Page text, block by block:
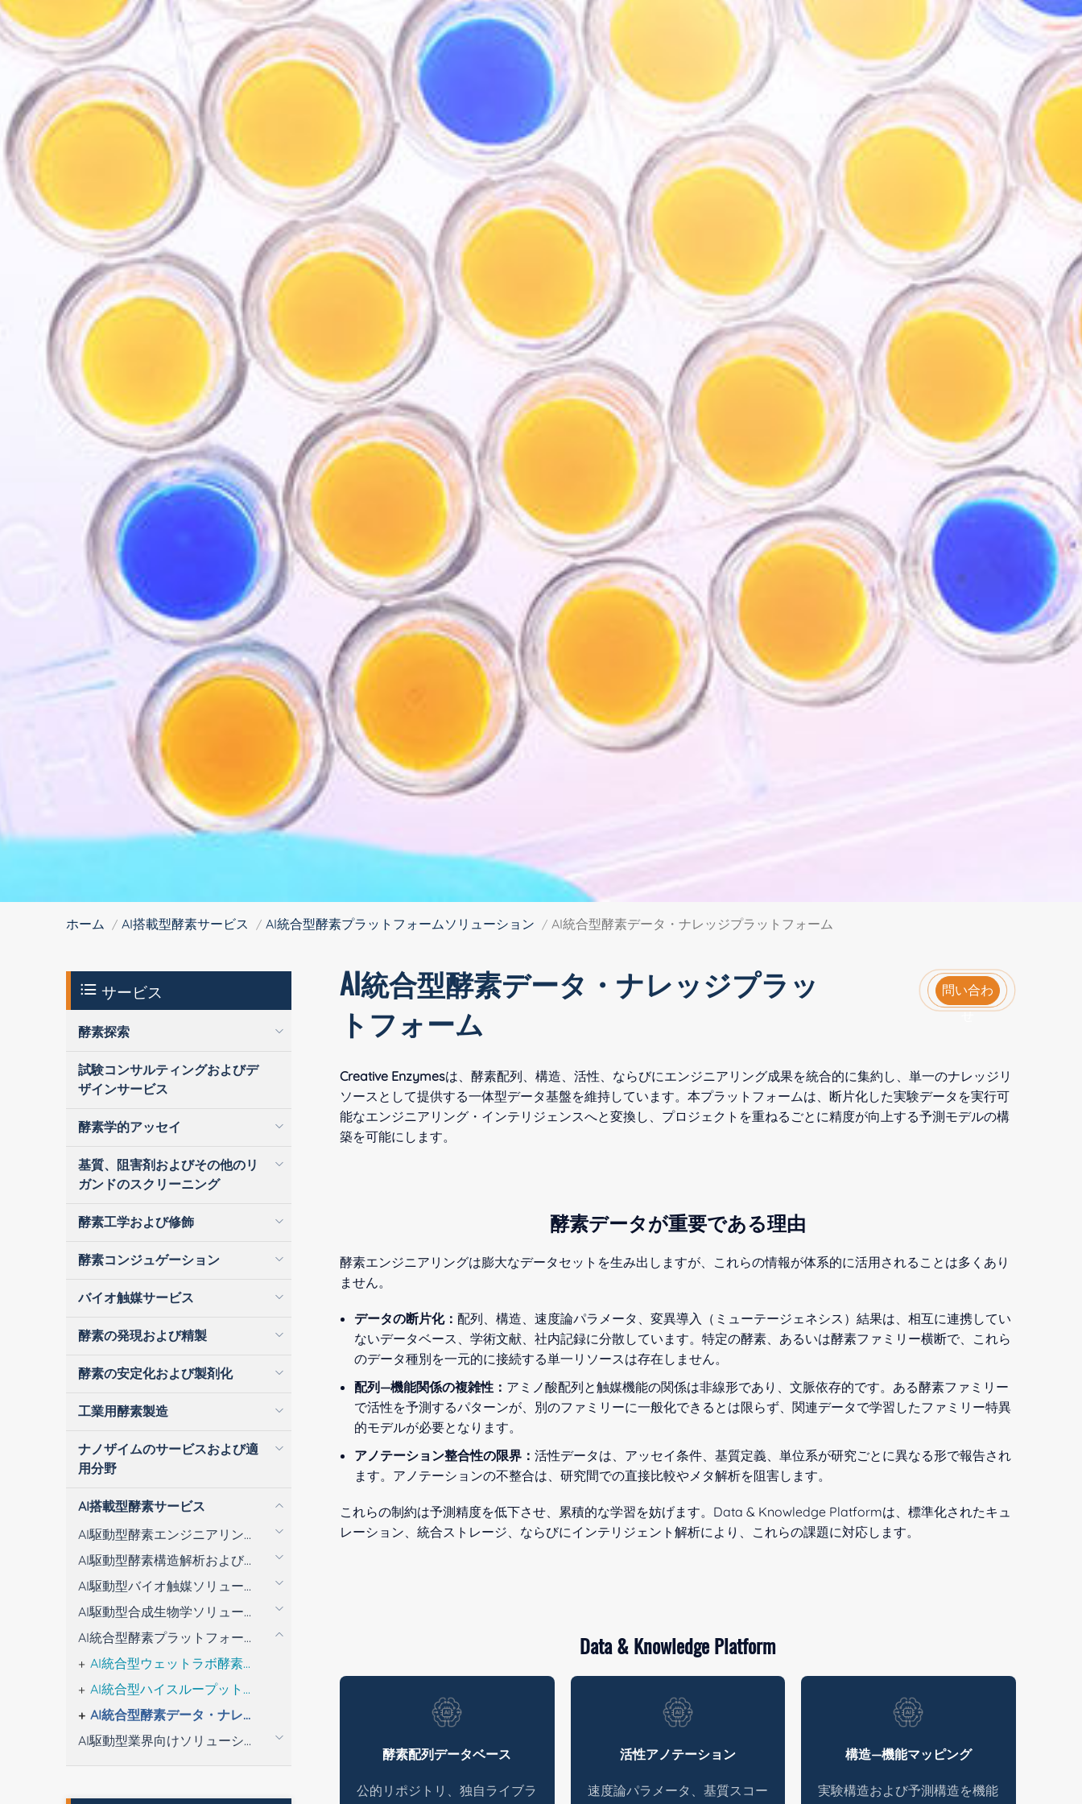
ホーム AI搭載型酵素サービス AI統合型酵素プラットフォームソリューション AI統合型酵素データ・ナレッジプラットフォーム
AI統合型酵素データ・ナレッジプラッ
トフォーム
問い合わ
せ
Creative Enzymesは、酵素配列、構造、活性、ならびにエンジニアリング成果を統合的に集約し、単一のナレッジリ
ソースとして提供する一体型データ基盤を維持しています。本プラットフォームは、断片化した実験データを実行可
能なエンジニアリング・インテリジェンスへと変換し、プロジェクトを重ねるごとに精度が向上する予測モデルの構
築を可能にします。
酵素データが重要である理由
酵素エンジニアリングは膨大なデータセットを生み出しますが、これらの情報が体系的に活用されることは多くあり
ません。
データの断片化：配列、構造、速度論パラメータ、変異導入（ミューテージェネシス）結果は、相互に連携してい
ないデータベース、学術文献、社内記録に分散しています。特定の酵素、あるいは酵素ファミリー横断で、これら
のデータ種別を一元的に接続する単一リソースは存在しません。
配列―機能関係の複雑性： アミノ酸配列と触媒機能の関係は非線形であり、文脈依存的です。ある酵素ファミリー
で活性を予測するパターンが、別のファミリーに一般化できるとは限らず、関連データで学習したファミリー特異
的モデルが必要となります。
アノテーション整合性の限界：活性データは、アッセイ条件、基質定義、単位系が研究ごとに異なる形で報告され
ます。アノテーションの不整合は、研究間での直接比較やメタ解析を阻害します。
これらの制約は予測精度を低下させ、累積的な学習を妨げます。Data & Knowledge Platformは、標準化されたキュ
レーション、統合ストレージ、ならびにインテリジェント解析により、これらの課題に対応します。
Data & Knowledge Platform
酵素配列データベース
公的リポジトリ、独自ライブラ
活性アノテーション
速度論パラメータ、基質スコー
構造―機能マッピング
実験構造および予測構造を機能
サービス
酵素探索
試験コンサルティングおよびデ
ザインサービス
酵素学的アッセイ
基質、阻害剤およびその他のリ
ガンドのスクリーニング
酵素工学および修飾
酵素コンジュゲーション
バイオ触媒サービス
酵素の発現および精製
酵素の安定化および製剤化
工業用酵素製造
ナノザイムのサービスおよび適
用分野
AI搭載型酵素サービス
AI駆動型酵素エンジニアリングソリューション
AI駆動型酵素構造解析およびエンジニアリング分析
AI駆動型バイオ触媒ソリューション
AI駆動型合成生物学ソリューション
AI統合型酵素プラットフォームソリューション
AI統合型ウェットラボ酵素エンジニアリング・プラットフォーム
AI統合型ハイスループットスクリーニングプラットフォーム
AI統合型酵素データ・ナレッジプラットフォーム
AI駆動型業界向けソリューション